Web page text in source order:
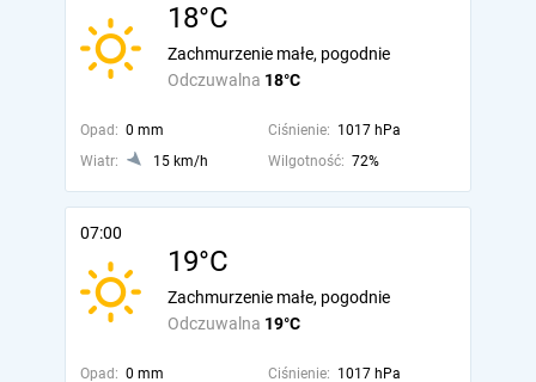
18°C
Odczuwalna 18°C
Zachmurzenie małe, pogodnie
Opad: 0 mm Ciśnienie: 1017 hPa
Wiatr:
15 km/h Wilgotność: 72%
07:00
19°C
Odczuwalna 19°C
Zachmurzenie małe, pogodnie
Opad: 0 mm Ciśnienie: 1017 hPa